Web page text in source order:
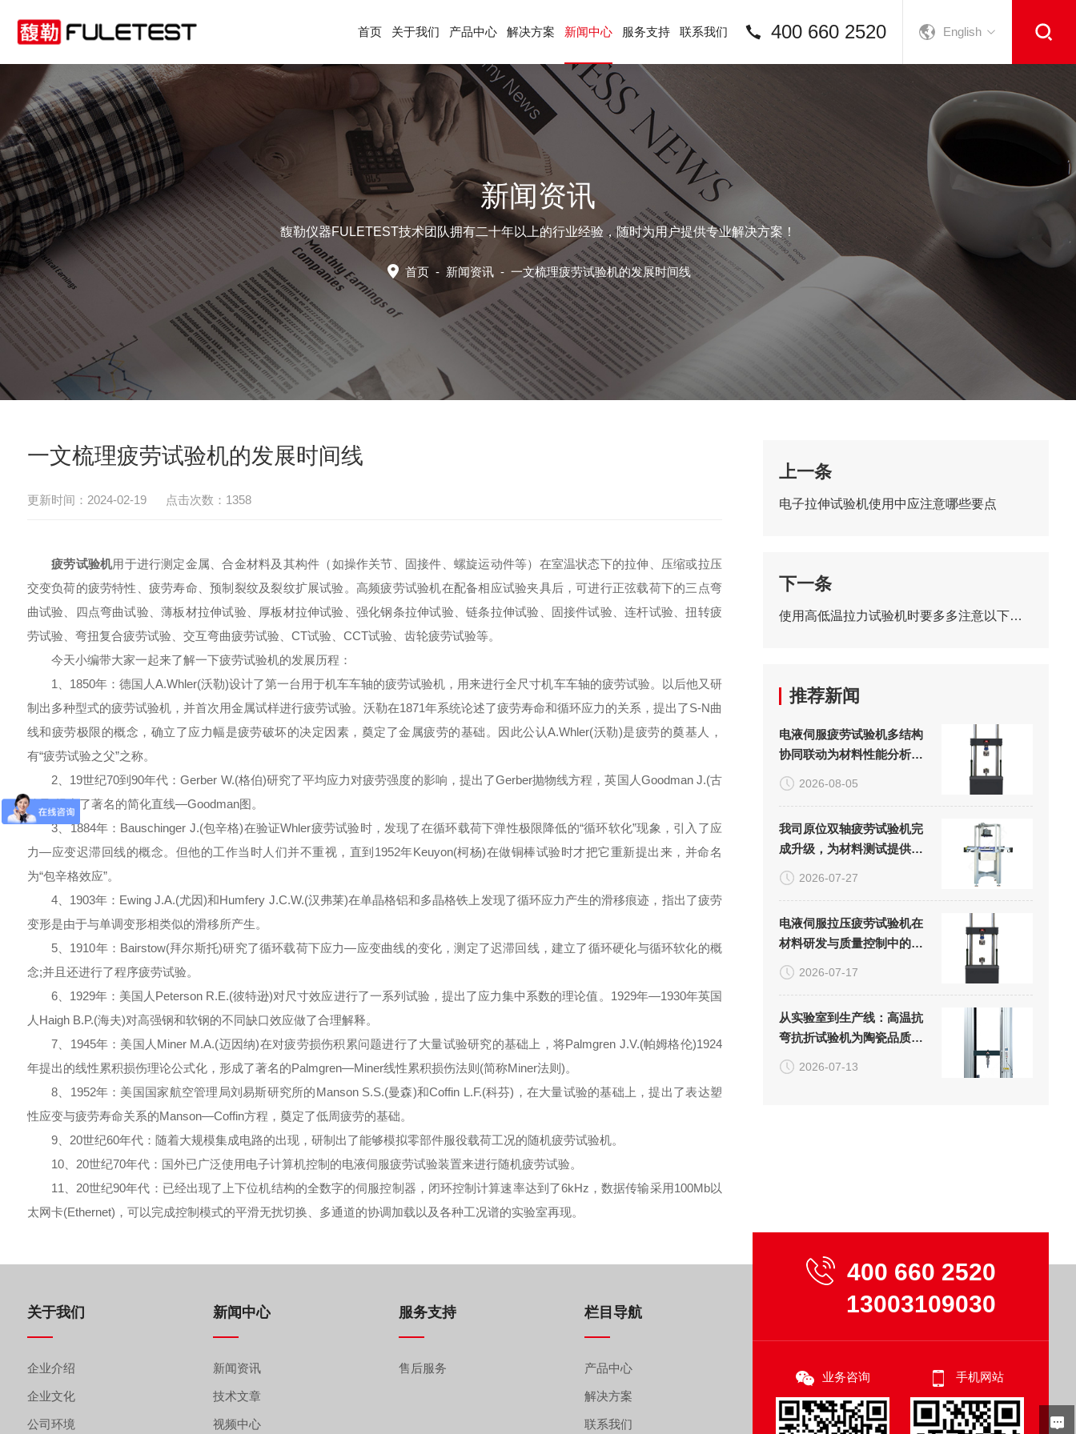
English
400 660 2520
首页 关于我们 产品中心 解决方案 新闻中心 服务支持 联系我们
新闻资讯
馥勒仪器FULETEST技术团队拥有二十年以上的行业经验，随时为用户提供专业解决方案！
首页 - 新闻资讯 - 一文梳理疲劳试验机的发展时间线
一文梳理疲劳试验机的发展时间线
更新时间：2024-02-19 点击次数：1358
疲劳试验机用于进行测定金属、合金材料及其构件（如操作关节、固接件、螺旋运动件等）在室温状态下的拉伸、压缩或拉压
交变负荷的疲劳特性、疲劳寿命、预制裂纹及裂纹扩展试验。高频疲劳试验机在配备相应试验夹具后，可进行正弦载荷下的三点弯
曲试验、四点弯曲试验、薄板材拉伸试验、厚板材拉伸试验、强化钢条拉伸试验、链条拉伸试验、固接件试验、连杆试验、扭转疲
劳试验、弯扭复合疲劳试验、交互弯曲疲劳试验、CT试验、CCT试验、齿轮疲劳试验等。
今天小编带大家一起来了解一下疲劳试验机的发展历程：
1、1850年：德国人A.Whler(沃勒)设计了第一台用于机车车轴的疲劳试验机，用来进行全尺寸机车车轴的疲劳试验。以后他又研
制出多种型式的疲劳试验机，并首次用金属试样进行疲劳试验。沃勒在1871年系统论述了疲劳寿命和循环应力的关系，提出了S-N曲
线和疲劳极限的概念，确立了应力幅是疲劳破坏的决定因素，奠定了金属疲劳的基础。因此公认A.Whler(沃勒)是疲劳的奠基人，
有“疲劳试验之父”之称。
2、19世纪70到90年代：Gerber W.(格伯)研究了平均应力对疲劳强度的影响，提出了Gerber抛物线方程，英国人Goodman J.(古
德曼)提出了著名的简化直线—Goodman图。
3、1884年：Bauschinger J.(包辛格)在验证Whler疲劳试验时，发现了在循环载荷下弹性极限降低的“循环软化”现象，引入了应
力—应变迟滞回线的概念。但他的工作当时人们并不重视，直到1952年Keuyon(柯杨)在做铜棒试验时才把它重新提出来，并命名
为“包辛格效应”。
4、1903年：Ewing J.A.(尤因)和Humfery J.C.W.(汉弗莱)在单晶格铝和多晶格铁上发现了循环应力产生的滑移痕迹，指出了疲劳
变形是由于与单调变形相类似的滑移所产生。
5、1910年：Bairstow(拜尔斯托)研究了循环载荷下应力—应变曲线的变化，测定了迟滞回线，建立了循环硬化与循环软化的概
念;并且还进行了程序疲劳试验。
6、1929年：美国人Peterson R.E.(彼特逊)对尺寸效应进行了一系列试验，提出了应力集中系数的理论值。1929年—1930年英国
人Haigh B.P.(海夫)对高强钢和软钢的不同缺口效应做了合理解释。
7、1945年：美国人Miner M.A.(迈因纳)在对疲劳损伤积累问题进行了大量试验研究的基础上，将Palmgren J.V.(帕姆格伦)1924
年提出的线性累积损伤理论公式化，形成了著名的Palmgren—Miner线性累积损伤法则(简称Miner法则)。
8、1952年：美国国家航空管理局刘易斯研究所的Manson S.S.(曼森)和Coffin L.F.(科芬)，在大量试验的基础上，提出了表达塑
性应变与疲劳寿命关系的Manson—Coffin方程，奠定了低周疲劳的基础。
9、20世纪60年代：随着大规模集成电路的出现，研制出了能够模拟零部件服役载荷工况的随机疲劳试验机。
10、20世纪70年代：国外已广泛使用电子计算机控制的电液伺服疲劳试验装置来进行随机疲劳试验。
11、20世纪90年代：已经出现了上下位机结构的全数字的伺服控制器，闭环控制计算速率达到了6kHz，数据传输采用100Mb以
太网卡(Ethernet)，可以完成控制模式的平滑无扰切换、多通道的协调加载以及各种工况谱的实验室再现。
上一条
电子拉伸试验机使用中应注意哪些要点
下一条
使用高低温拉力试验机时要多多注意以下事项
推荐新闻
电液伺服疲劳试验机多结构
协同联动为材料性能分析提
供可靠试验数据
2026-08-05
我司原位双轴疲劳试验机完
成升级，为材料测试提供新
方案
2026-07-27
电液伺服拉压疲劳试验机在
材料研发与质量控制中的关
键作用
2026-07-17
从实验室到生产线：高温抗
弯抗折试验机为陶瓷品质保
驾护航
2026-07-13
关于我们
企业介绍
企业文化
公司环境
新闻中心
新闻资讯
技术文章
视频中心
服务支持
售后服务
栏目导航
产品中心
解决方案
联系我们
400 660 2520
13003109030
业务咨询 手机网站